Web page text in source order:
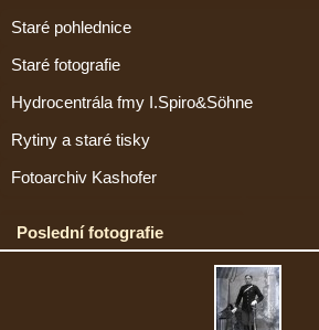
Staré pohlednice
Staré fotografie
Hydrocentrála fmy I.Spiro&Söhne
Rytiny a staré tisky
Fotoarchiv Kashofer
Poslední fotografie